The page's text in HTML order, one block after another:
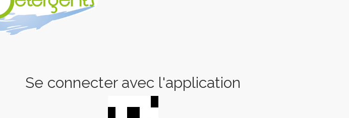
Se connecter avec l'application